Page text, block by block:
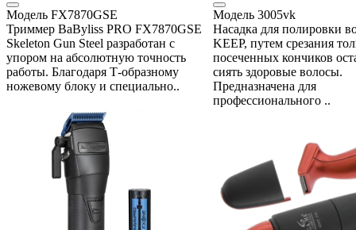
Модель FX7870GSE
Триммер BaByliss PRO FX7870GSE
Skeleton Gun Steel разработан с
упором на абсолютную точность
работы. Благодаря Т-образному
ножевому блоку и специально..
Модель 3005vk
Насадка для полировки
KEEP, путем срезания
посеченных кончиков
сиять здоровые волосы.
Предназначена для
профессионального ..